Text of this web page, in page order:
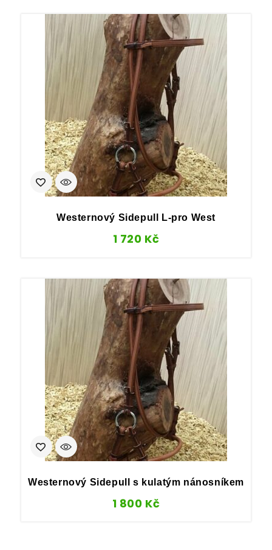
Westernový Sidepull L-pro West
1 720 Kč
Westernový Sidepull s kulatým nánosníkem
1 800 Kč